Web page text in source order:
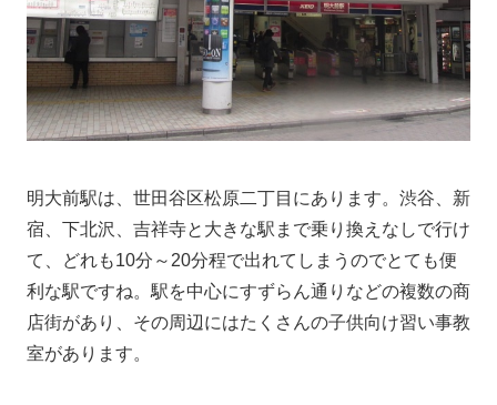
明大前駅は、世田谷区松原二丁目にあります。渋谷、新
宿、下北沢、吉祥寺と大きな駅まで乗り換えなしで行け
て、どれも10分～20分程で出れてしまうのでとても便
利な駅ですね。駅を中心にすずらん通りなどの複数の商
店街があり、その周辺にはたくさんの子供向け習い事教
室があります。